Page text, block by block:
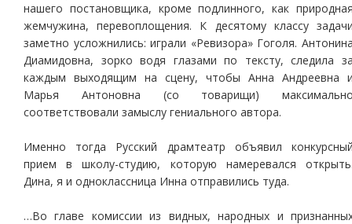
нашего постановщика, кроме подлинного, как
жемчужина, перевоплощения. К десятому классу
заметно усложнились: играли «Ревизора» Гоголя.
Диамидовна, зорко водя глазами по тексту, следила
каждым выходящим на сцену, чтобы Анна Андреевна
Марья Антоновна (со товарищи)
соответствовали замыслу гениального автора.
Именно тогда Русский драмтеатр объявил
прием в школу-студию, которую намеревался
Дина, я и одноклассница Инна отправились туда.
…Во главе комиссии из видных, народных и